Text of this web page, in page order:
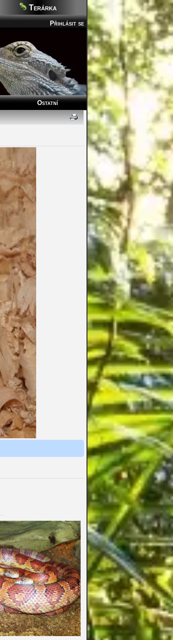
Terárka
Přihlásit se
Ostatní